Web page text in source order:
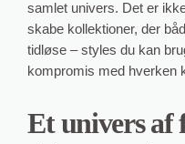
samlet univers. Det er
skabe kollektioner, der
tidløse – styles du kan
kompromis med hverken
Et univers af